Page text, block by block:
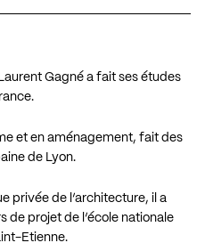
Gagné a fait ses études
et en aménagement, fait des
de Lyon.
privée de l’architecture, il a
de projet de l’école nationale
Etienne.